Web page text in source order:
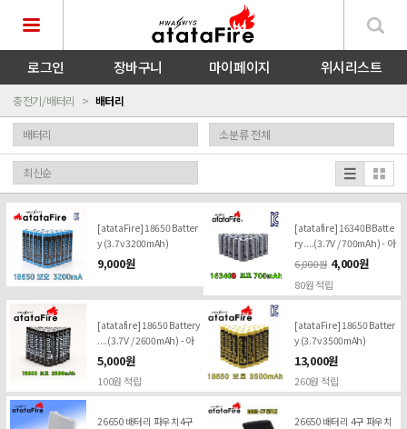
로그인 장바구니 마이페이지 위시리스트
충전기/배터리 배터리
[atataFire] 18650 Batter
y (3.7v 3200mAh)
9,000원
[atatafire] 16340B Batte
ry ....(3.7V / 700mAh) - 아
타타파이어16340B
6,000원 4,000원
80원 적립
[atatafire] 18650 Battery
....(3.7V / 2600mAh) - 아
타타파이어 18650 ..충전
용 배터리 (3.7V / 2600mA
h)
5,000원
100원 적립
[atataFire] 18650 Batter
y (3.7v 3500mAh)
13,000원
260원 적립
26650 배터리 파우치4구
26650 배터리 4구 파우치